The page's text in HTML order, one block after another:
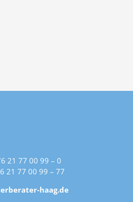
21 77 00 99 – 0
21 77 00 99 – 77
haag.de